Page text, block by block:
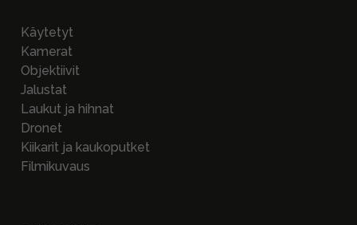
Käytetyt
Kamerat
Objektiivit
Jalustat
Laukut ja hihnat
Dronet
Kiikarit ja kaukoputket
Filmikuvaus